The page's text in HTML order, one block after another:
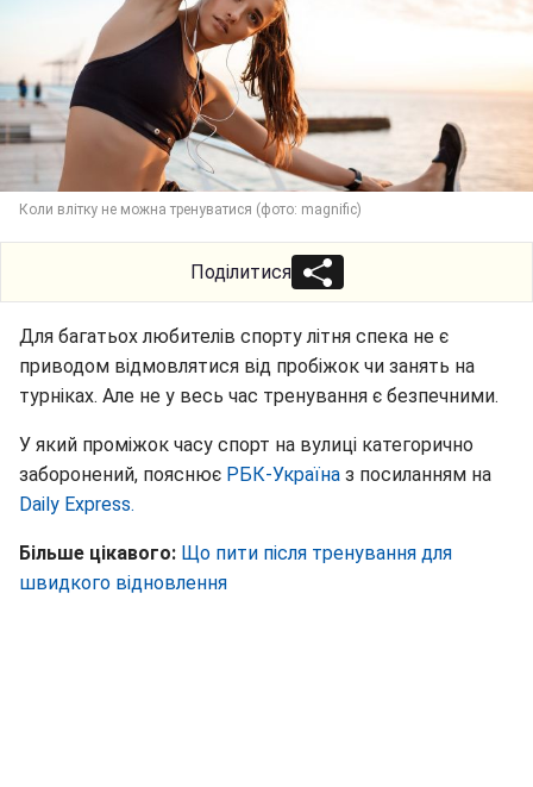
Коли влітку не можна тренуватися (фото: magnific)
Поділитися
Для багатьох любителів спорту літня спека не є
приводом відмовлятися від пробіжок чи занять на
турніках. Але не у весь час тренування є безпечними.
У який проміжок часу спорт на вулиці категорично
заборонений, пояснює РБК-Україна з посиланням на
Daily Express.
Більше цікавого: Що пити після тренування для
швидкого відновлення